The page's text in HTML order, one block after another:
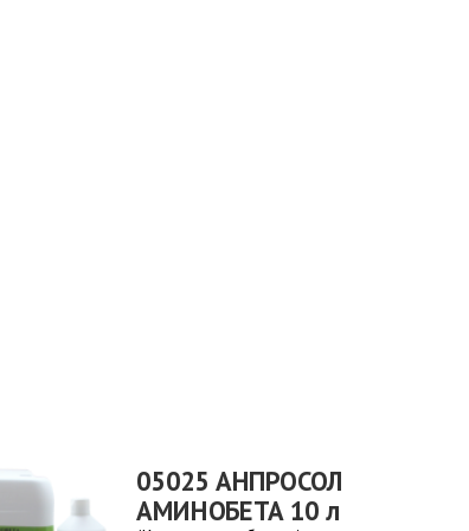
05025 АНПРОСОЛ
АМИНОБЕТА 10 л